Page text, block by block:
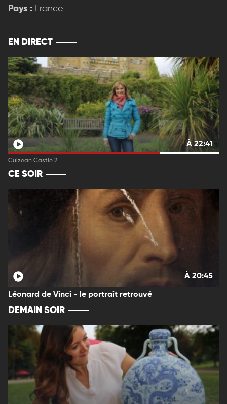
Pays : France
EN DIRECT
À 22:41
Culzean Castle 2
CE SOIR
À 20:45
Léonard de Vinci - le portrait retrouvé
DEMAIN SOIR